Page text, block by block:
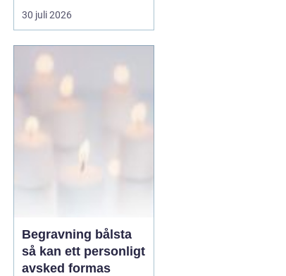
skugga. Det påverkar hur
länge gästerna stannar,
och om de väljer att
komma tillbaka. När
kraven på komfort,
30 juli 2026
Begravning bålsta
så kan ett personligt
avsked formas